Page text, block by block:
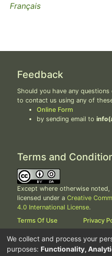
Français
Feedback
Should you have any
to contact us using any of
Online Form
by sending email to
Terms and
Except where otherwise
licensed under a Creative
4.0 International License.
Terms Of Use
Privacy
We collect and process your
purposes: Functionality,